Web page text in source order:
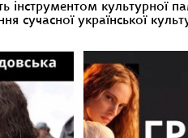
культурної
сучасної української